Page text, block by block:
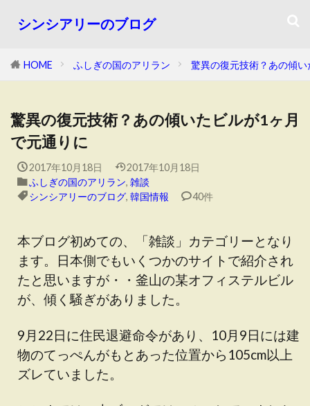
シンシアリーのブログ
HOME ふしぎの国のアリラン 驚異の復元技術？あの傾
驚異の復元技術？あの傾いたビルが1ヶ月
で元通りに
2017年10月18日
2017年10月18日
ふしぎの国のアリラン, 雑談
シンシアリーのブログ, 韓国情報 40件
本ブログ初めての、「雑談」カテゴリーとなり
ます。日本側でもいくつかのサイトで紹介され
たと思いますが・・釜山の某オフィステルビル
が、傾く騒ぎがありました。
9月22日に住民退避命令があり、10月9日には建
物のてっぺんがもとあった位置から105cm以上
ズレていました。